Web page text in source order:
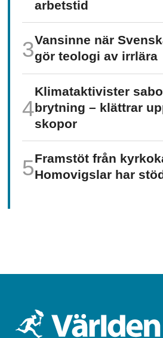
arbetstid
Vansinne när
gör teologi av irrlära
Klimat­aktivister
brytning – klättrar
skopor
Framstöt från
Homo­vigslar har